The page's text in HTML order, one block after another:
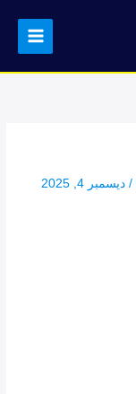
/ديسمبر 4, 2025